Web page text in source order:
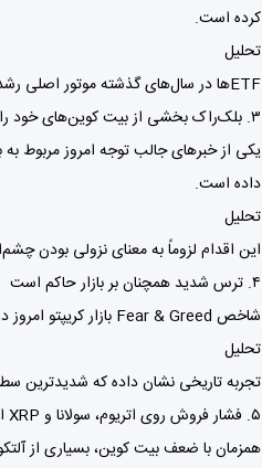
کرده است.
تحلیل
ETFها در سال‌های گذشته موتور اصلی رشد بیت کوین بودند. بنابراین تا زمانی که جریان ورود سرمایه به این صندوق‌ها احیا نشود، احتمال جهش‌های قدرتمند در بازار محدود خواهد بود.
۳. بلک‌راک بخشی از بیت کوین‌های خود را فروخت و اتریوم خرید
داده است.
تحلیل
این اقدام لزوماً به معنای نزولی بودن
۴. ترس شدید همچنان بر بازار حاکم است
شاخص Fear & Greed بازار کریپتو امروز در محدوده «ترس شدید» قرار دارد. این موضوع نشان می‌دهد بخش بزرگی از معامله‌گران هنوز نسبت به آینده کوتاه‌مدت بازار بدبین هستند.
تحلیل
تجربه تاریخی نشان داده که شدیدترین
۵. فشار فروش روی اتریوم، سولانا و XRP ادامه دارد